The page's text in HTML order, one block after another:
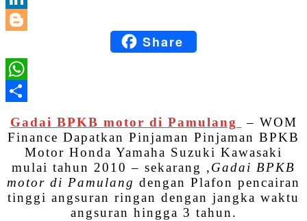
BloggerShare
Gadai BPKB motor di Pamulang
– WOM
Finance Dapatkan Pinjaman Pinjaman BPKB
Motor Honda Yamaha Suzuki Kawasaki
mulai tahun 2010 – sekarang ,Gadai BPKB
motor di Pamulang dengan Plafon pencairan
tinggi angsuran ringan dengan jangka waktu
angsuran hingga 3 tahun.